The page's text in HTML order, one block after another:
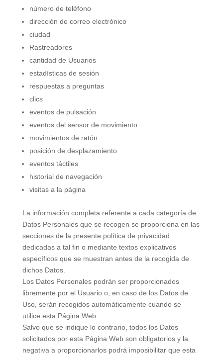
número de teléfono
dirección de correo electrónico
ciudad
Rastreadores
cantidad de Usuarios
estadísticas de sesión
respuestas a preguntas
clics
eventos de pulsación
eventos del sensor de movimiento
movimientos de ratón
posición de desplazamiento
eventos táctiles
historial de navegación
visitas a la página
La información completa referente a cada categoría de
Datos Personales que se recogen se proporciona en las
secciones de la presente política de privacidad
dedicadas a tal fin o mediante textos explicativos
específicos que se muestran antes de la recogida de
dichos Datos.
Los Datos Personales podrán ser proporcionados
libremente por el Usuario o, en caso de los Datos de
Uso, serán recogidos automáticamente cuando se
utilice esta Página Web.
Salvo que se indique lo contrario, todos los Datos
solicitados por esta Página Web son obligatorios y la
negativa a proporcionarlos podrá imposibilitar que esta